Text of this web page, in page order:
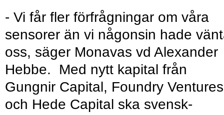
- Vi får fler förfrågningar om våra
sensorer än vi någonsin hade
oss, säger Monavas vd Alexander
Hebbe. Med nytt kapital från
Gungnir Capital, Foundry Ventures
och Hede Capital ska svensk-